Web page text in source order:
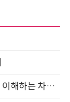
“큐비트·양자 알고리즘·Qiskit 실습으로 이해하는 차세대 컴퓨팅” (8/28)